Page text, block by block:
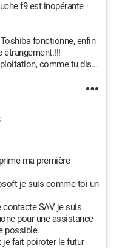
f9 est inopérante
fonctionne, enfin
étrangement.!!!
comme tu dis...
ma première
je suis comme toi un
contacte SAV je suis
pour une assistance
possible.
je fait poiroter le futur